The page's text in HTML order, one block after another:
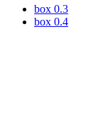
box 0.3
box 0.4